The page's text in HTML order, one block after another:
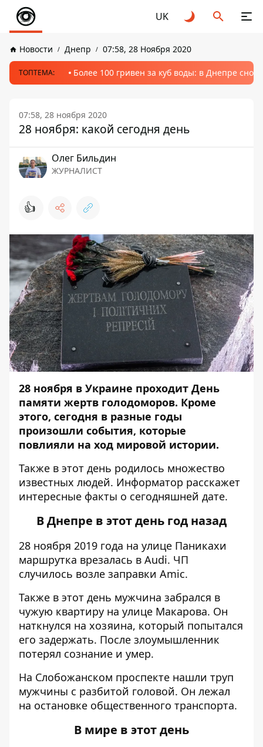
UK
Новости Днепр 07:58, 28 Ноября 2020
ТОПТЕМА: Более 100 гривен за куб воды: в Днепре
07:58, 28 ноября 2020
28 ноября: какой сегодня день
Олег Бильдин
ЖУРНАЛИСТ
👍
28 ноября в Украине проходит День
памяти жертв голодоморов. Кроме
этого, сегодня в разные годы
произошли события, которые
повлияли на ход мировой истории.
Также в этот день родилось множество
известных людей. Информатор расскажет
интересные факты о сегодняшней дате.
В Днепре в этот день год назад
28 ноября 2019 года на улице Паникахи
маршрутка врезалась в Audi. ЧП
случилось возле заправки Amic.
Также в этот день мужчина забрался в
чужую квартиру на улице Макарова. Он
наткнулся на хозяина, который попытался
его задержать. После злоумышленник
потерял сознание и умер.
На Слобожанском проспекте нашли труп
мужчины с разбитой головой. Он лежал
на остановке общественного транспорта.
В мире в этот день